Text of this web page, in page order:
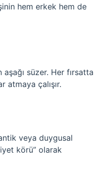
hem erkek hem de
süzer. Her fırsatta
atmaya çalışır.
veya duygusal
körü” olarak